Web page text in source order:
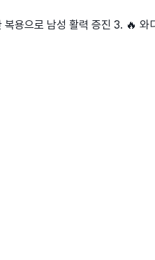
용으로 남성 활력 증진 3. 🔥 와